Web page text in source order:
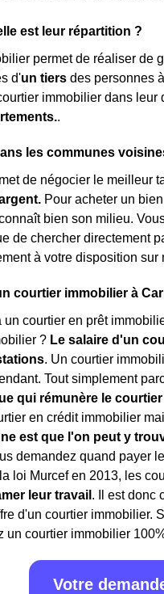
est leur répartition ?
permet de réaliser de
d'un tiers des personnes
immobilier dans
.
les communes
de négocier le meilleur
Pour acheter un
bien son milieu.
de chercher directement
à votre disposition sur
courtier immobilier à
courtier en prêt
? Le salaire d'un
. Un courtier
Tout simplement
qui rémunère le
en crédit immobilier
est que l'on peut y
demandez quand payer
loi Murcef en 2013, les
leur travail . Il est donc
d'un courtier
un courtier immobilier
Votre